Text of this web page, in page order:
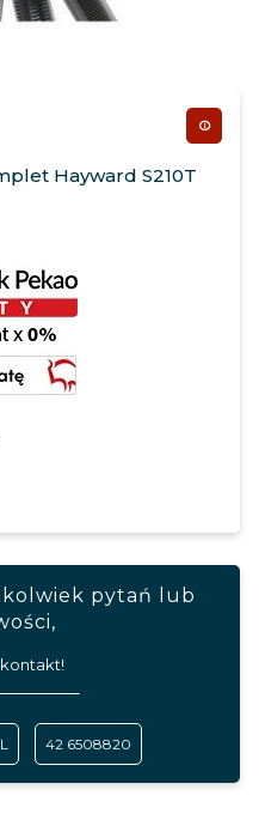
Hayward S210T
pytań lub
42 6508820